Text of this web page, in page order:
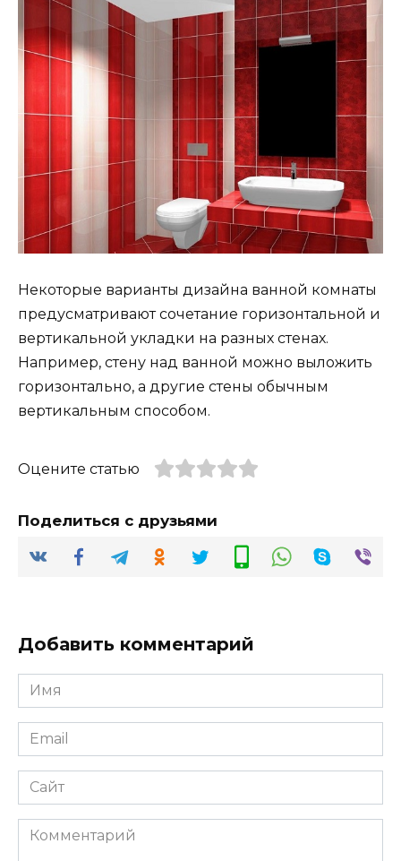
Некоторые варианты дизайна ванной комнаты
предусматривают сочетание горизонтальной и
вертикальной укладки на разных стенах.
Например, стену над ванной можно выложить
горизонтально, а другие стены обычным
вертикальным способом.
Оцените статью
Поделиться с друзьями
Добавить комментарий
Имя
*
Email
*
Сайт
Комментарий